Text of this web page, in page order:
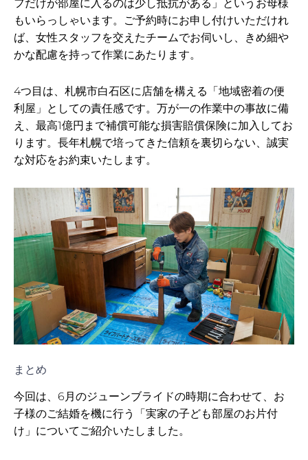
フだけが部屋に入るのは少し抵抗がある」というお母様
もいらっしゃいます。ご予約時にお申し付けいただけれ
ば、女性スタッフを交えたチームでお伺いし、きめ細や
かな配慮を持って作業にあたります。
4つ目は、札幌市白石区に店舗を構える「地域密着の便
利屋」としての責任感です。万が一の作業中の事故に備
え、最高1億円まで補償可能な損害賠償保険に加入してお
ります。長年札幌で培ってきた信頼を裏切らない、誠実
な対応をお約束いたします。
まとめ
今回は、6月のジューンブライドの時期に合わせて、お
子様のご結婚を機に行う「実家の子ども部屋のお片付
け」についてご紹介いたしました。